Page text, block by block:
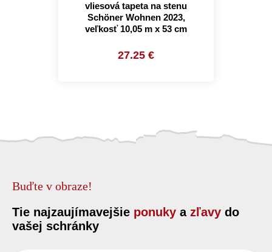
vliesová tapeta na stenu
Schöner Wohnen 2023,
veľkosť 10,05 m x 53 cm
27.25 €
Buďte v obraze!
Tie najzaujímavejšie ponuky a zľavy do
vašej schránky